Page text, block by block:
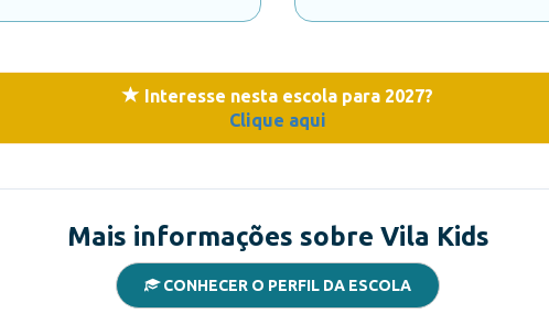
Interesse nesta escola para 2027?
Clique aqui
Mais informações sobre Vila Kids
CONHECER O PERFIL DA ESCOLA